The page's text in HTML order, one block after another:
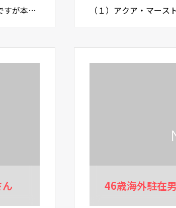
すが本当
（１）アクア・マー
望・考えを丁寧にヒア
46歳海外駐在